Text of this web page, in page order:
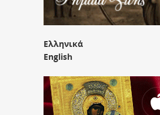
Ελληνικά
English